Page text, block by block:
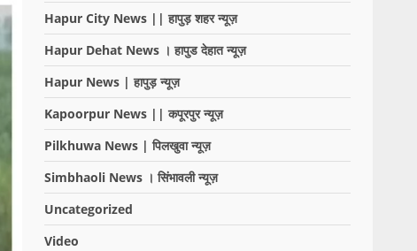
Hapur City News || हापुड़ शहर न्यूज़
Hapur Dehat News । हापुड देहात न्यूज़
Hapur News | हापुड़ न्यूज़
Kapoorpur News || कपूरपुर न्यूज़
Pilkhuwa News | पिलखुवा न्यूज़
Simbhaoli News । सिंभावली न्यूज़
Uncategorized
Video